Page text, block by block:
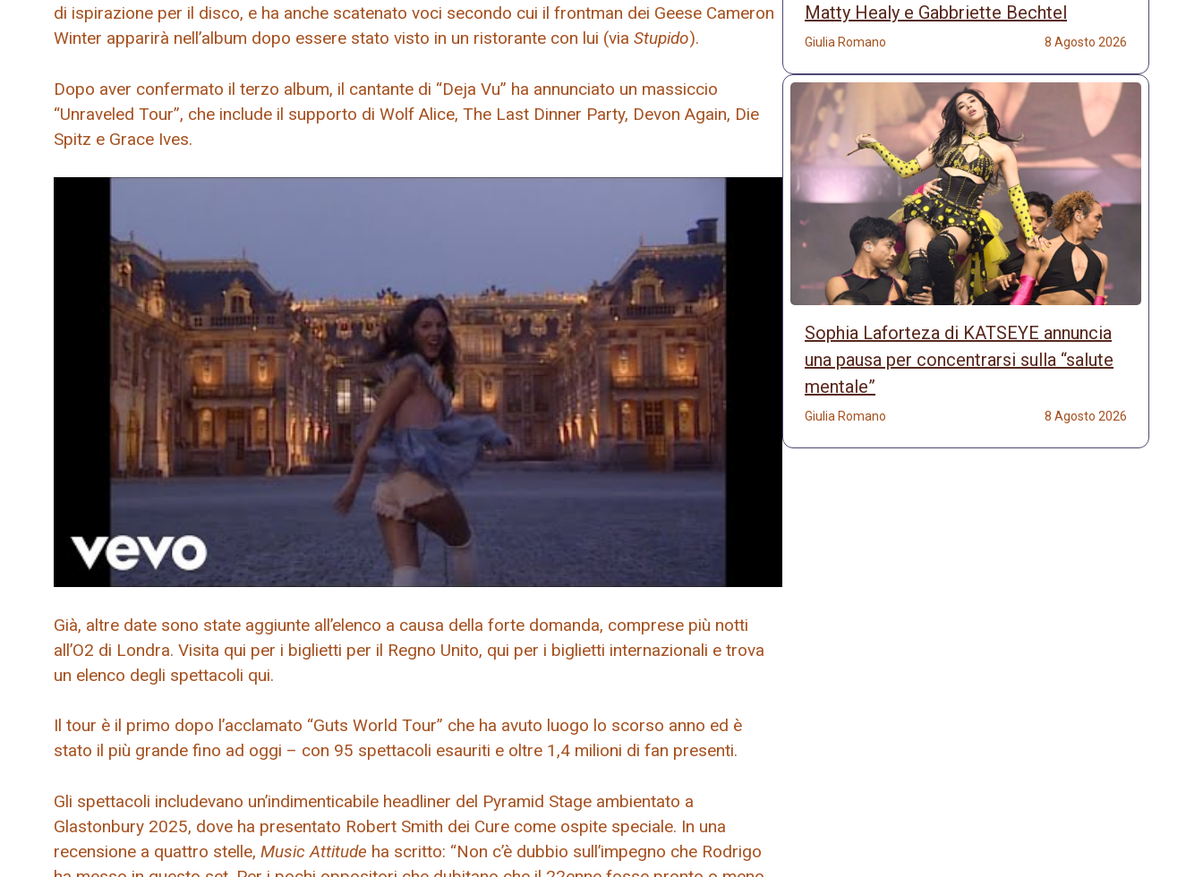
di ispirazione per il disco, e ha anche scatenato voci secondo cui il frontman dei Geese Cameron
Winter apparirà nell’album dopo essere stato visto in un ristorante con lui (via Stupido).
Dopo aver confermato il terzo album, il cantante di “Deja Vu” ha annunciato un massiccio
“Unraveled Tour”, che include il supporto di Wolf Alice, The Last Dinner Party, Devon Again, Die
Spitz e Grace Ives.
Già, altre date sono state aggiunte all’elenco a causa della forte domanda, comprese più notti
all’O2 di Londra. Visita qui per i biglietti per il Regno Unito, qui per i biglietti internazionali e trova
un elenco degli spettacoli qui.
Il tour è il primo dopo l’acclamato “Guts World Tour” che ha avuto luogo lo scorso anno ed è
stato il più grande fino ad oggi – con 95 spettacoli esauriti e oltre 1,4 milioni di fan presenti.
Gli spettacoli includevano un’indimenticabile headliner del Pyramid Stage ambientato a
Glastonbury 2025, dove ha presentato Robert Smith dei Cure come ospite speciale. In una
recensione a quattro stelle, Music Attitude ha scritto: “Non c’è dubbio sull’impegno che Rodrigo
Matty Healy e Gabbriette Bechtel
Giulia Romano 8 Agosto 2026
Sophia Laforteza di KATSEYE annuncia
una pausa per concentrarsi sulla “salute
mentale”
Giulia Romano 8 Agosto 2026